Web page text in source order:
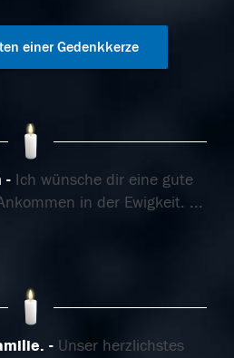
einer Gedenkkerze
Ich wünsche dir eine gute
in der Ewigkeit. ...
Unser herzlichstes